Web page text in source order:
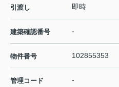
引渡し 即時
建築確認番号 -
物件番号 102855353
管理コード -